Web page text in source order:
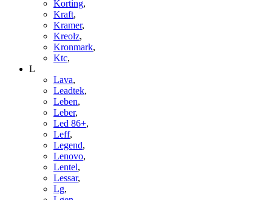
Korting,
Kraft,
Kramer,
Kreolz,
Kronmark,
Ktc,
L
Lava,
Leadtek,
Leben,
Leber,
Led 86+,
Leff,
Legend,
Lenovo,
Lentel,
Lessar,
Lg,